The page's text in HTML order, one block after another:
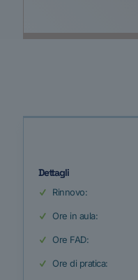
Dettagli
Rinnovo:
Ore in aula:
Ore FAD:
Ore di pratica: